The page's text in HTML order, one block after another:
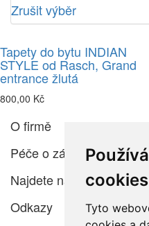
cookies
Tyto
Zrušit výběr
Tapety do bytu INDIAN
STYLE od Rasch, Grand
entrance žlutá
800,00 Kč
O firmě
Péče o zákazníka
Najdete nás
Odkazy